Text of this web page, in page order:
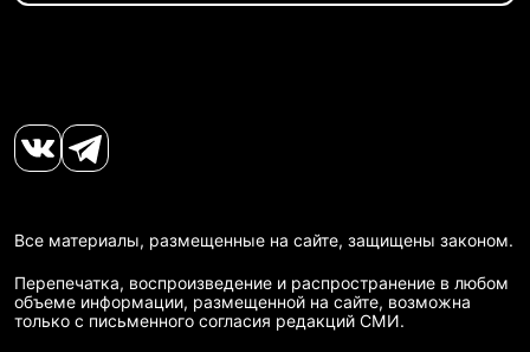
Все материалы, размещенные на сайте, защищены законом.
Перепечатка, воспроизведение и распространение в любом
объеме информации, размещенной на сайте, возможна
только с письменного согласия редакций СМИ.